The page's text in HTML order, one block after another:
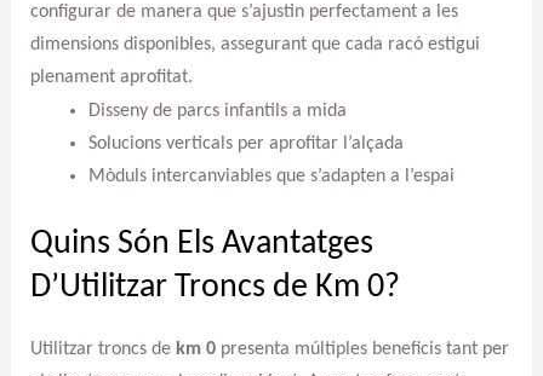
configurar de manera que s’ajustin perfectament a les
dimensions disponibles, assegurant que cada racó estigui
plenament aprofitat.
Disseny de parcs infantils a mida
Solucions verticals per aprofitar l’alçada
Mòduls intercanviables que s’adapten a l’espai
Quins Són Els Avantatges
D’Utilitzar Troncs de Km 0?
Utilitzar troncs de km 0presenta múltiples beneficis tant per